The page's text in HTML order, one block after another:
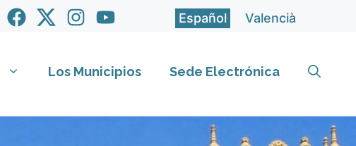
Español Valencià
Los Municipios Sede Electrónica